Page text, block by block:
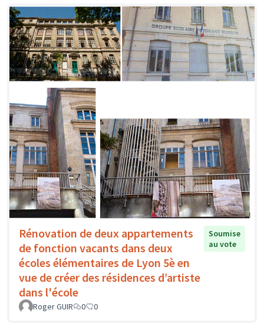
Rénovation de deux appartements
de fonction vacants dans deux
écoles élémentaires de Lyon 5è en
vue de créer des résidences d’artiste
dans l'école
Soumise
au vote
Roger GUIR 0 0